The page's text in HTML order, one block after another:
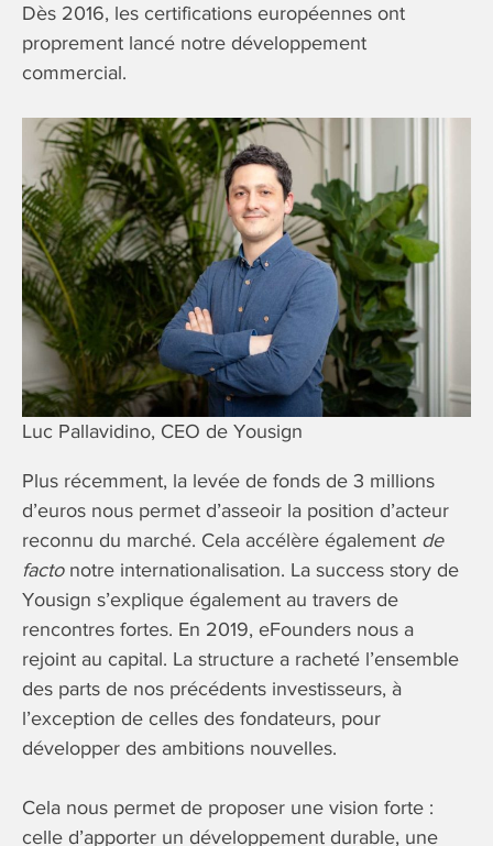
Dès 2016, les certifications européennes ont
proprement lancé notre développement
commercial.
Luc Pallavidino, CEO de Yousign
Plus récemment, la levée de fonds de 3 millions
d’euros nous permet d’asseoir la position d’acteur
reconnu du marché. Cela accélère également de
factonotre internationalisation. La success story de
Yousign s’explique également au travers de
rencontres fortes. En 2019, eFounders nous a
rejoint au capital. La structure a racheté l’ensemble
des parts de nos précédents investisseurs, à
l’exception de celles des fondateurs, pour
développer des ambitions nouvelles.
Cela nous permet de proposer une vision forte :
celle d’apporter un développement durable, une